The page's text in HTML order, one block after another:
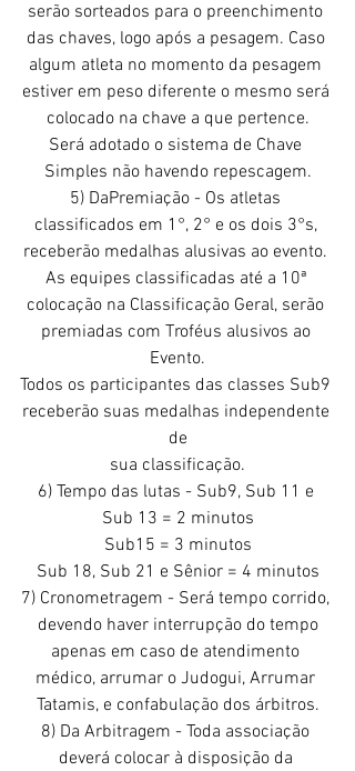
serão sorteados para o preenchimento
das chaves, logo após a pesagem. Caso
algum atleta no momento da pesagem
estiver em peso diferente o mesmo será
colocado na chave a que pertence.
Será adotado o sistema de Chave
Simples não havendo repescagem.
5) DaPremiação - Os atletas
classificados em 1°, 2° e os dois 3°s,
receberão medalhas alusivas ao evento.
As equipes classificadas até a 10ª
colocação na Classificação Geral, serão
premiadas com Troféus alusivos ao
Evento.
Todos os participantes das classes Sub9
receberão suas medalhas independente
de
sua classificação.
6) Tempo das lutas - Sub9, Sub 11 e
Sub 13 = 2 minutos
Sub15 = 3 minutos
Sub 18, Sub 21 e Sênior = 4 minutos
7) Cronometragem - Será tempo corrido,
devendo haver interrupção do tempo
apenas em caso de atendimento
médico, arrumar o Judogui, Arrumar
Tatamis, e confabulação dos árbitros.
8) Da Arbitragem - Toda associação
deverá colocar à disposição da